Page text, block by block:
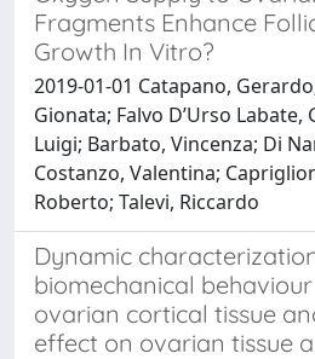
Fragments Enhance
Growth In Vitro?
2019-01-01 Catapano,
Gionata; Falvo D’Urso Labate,
Luigi; Barbato, Vincenza; Di
Costanzo, Valentina;
Roberto; Talevi, Riccardo
Dynamic
biomechanical
ovarian cortical tissue
effect on ovarian tissue